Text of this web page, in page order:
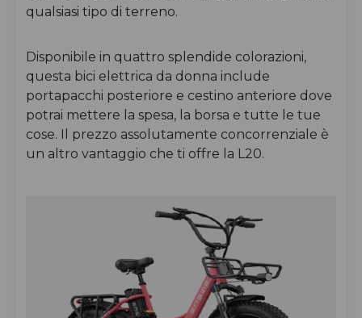
qualsiasi tipo di terreno.
Disponibile in quattro splendide colorazioni,
questa bici elettrica da donna include
portapacchi posteriore e cestino anteriore dove
potrai mettere la spesa, la borsa e tutte le tue
cose. Il prezzo assolutamente concorrenziale è
un altro vantaggio che ti offre la L20.